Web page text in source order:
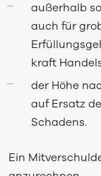
außerhalb
auch für
kraft
der Höhe
auf Ersatz
Schadens.
Ein